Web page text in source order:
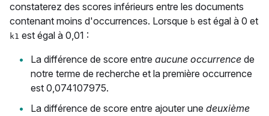
constaterez des scores inférieurs entre les documents
contenant moins d'occurrences. Lorsque b est égal à 0 et
k1 est égal à 0,01 :
La différence de score entre aucune occurrence de
notre terme de recherche et la première occurrence
est 0,074107975.
La différence de score entre ajouter une deuxième